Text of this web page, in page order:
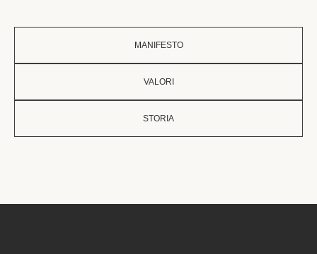
MANIFESTO
VALORI
STORIA